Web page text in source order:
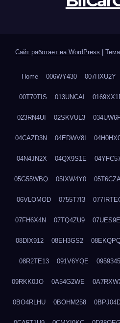
Сайт работает на WordPress
Home 006WY430 007HXU2Y
00T70TIS 013UNCAI
023RN4UI 02SKVUL3
04CAZD3N 04EDWV8I
04N4JN2X 04QX9S1E
05G55WBQ 05IXW4Y0
06VLOMOD 0755T7I3
07FH6X4N 07TQ4ZU9
08DIX912 08EH3GS2
08R2TE13 091V6YQE
09RKK0JO 0A54G2WE
0BO4RLHU 0BOHM258